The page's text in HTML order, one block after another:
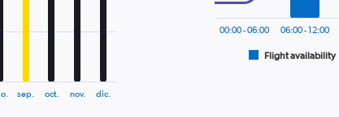
sep. oct. nov. dic.
Flight availability
00:00 - 06:00 06:00 - 12:00